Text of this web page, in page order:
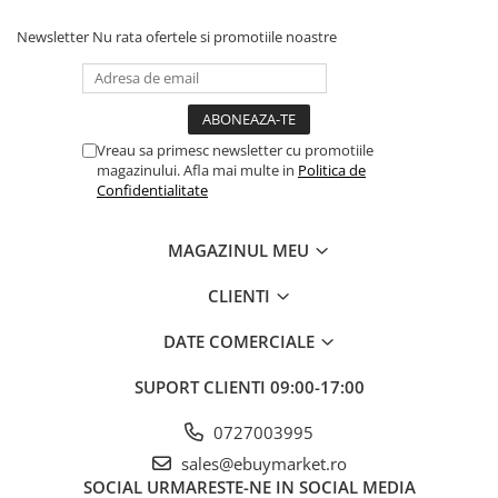
Balonul se livreaza neumflat.
Setul contine un pai transparent pentru umflare balonului
Poate fi umflat cu aer sau heliu.
Pentru a prelungi durata de viața a balonului, evita expunerea
experiența speciala, plina de culoare și eleganța!
Newsletter Nu rata ofertele si promotiile noastre
Vreau sa primesc newsletter cu promotiile
magazinului. Afla mai multe in Politica de
Confidentialitate
MAGAZINUL MEU
CLIENTI
DATE COMERCIALE
SUPORT CLIENTI 09:00-17:00
0727003995
sales@ebuymarket.ro
SOCIAL URMARESTE-NE IN SOCIAL MEDIA